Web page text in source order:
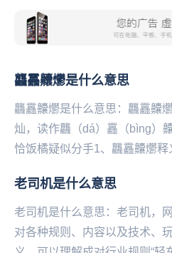
龘靐齉爩是什么意思
龘靐齉爩是什么意思：龘靐齉
灿，读作龘（dá）靐（bìng）
恰饭橘疑似分手1、龘靐齉爩
老司机是什么意思
老司机是什么意思：老司机，
对各种规则、内容以及技术、